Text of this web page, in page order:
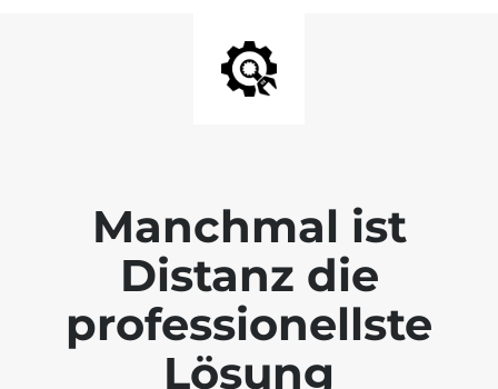
Manchmal ist
Distanz die
professionellste
Lösung